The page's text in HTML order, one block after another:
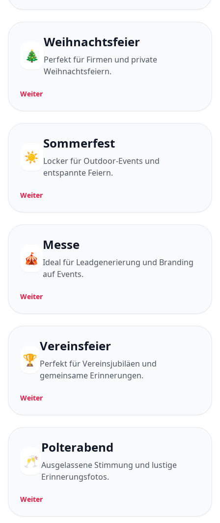
🎄
Weihnachtsfeier
Perfekt für Firmen und private
Weihnachtsfeiern.
Weiter
☀️
Sommerfest
Locker für Outdoor-Events und
entspannte Feiern.
Weiter
🎪
Messe
Ideal für Leadgenerierung und Branding
auf Events.
Weiter
🏆
Vereinsfeier
Perfekt für Vereinsjubiläen und
gemeinsame Erinnerungen.
Weiter
🥂
Polterabend
Ausgelassene Stimmung und lustige
Erinnerungsfotos.
Weiter